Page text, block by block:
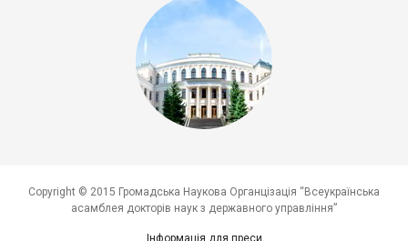
Copyright © 2015 Громадська Наукова Органцізація “Всеукраїнська
асамблея докторів наук з державного управління”
Інформація для преси